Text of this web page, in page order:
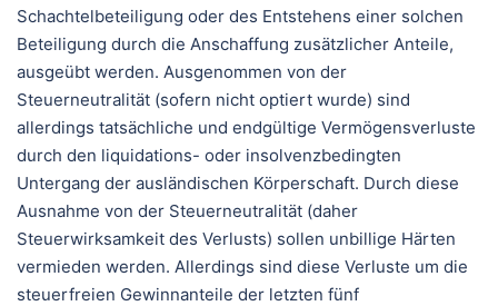
Schachtelbeteiligung oder des Entstehens einer solchen
Beteiligung durch die Anschaffung zusätzlicher Anteile,
ausgeübt werden. Ausgenommen von der
Steuerneutralität (sofern nicht optiert wurde) sind
allerdings tatsächliche und endgültige Vermögensverluste
durch den liquidations- oder insolvenzbedingten
Untergang der ausländischen Körperschaft. Durch diese
Ausnahme von der Steuerneutralität (daher
Steuerwirksamkeit des Verlusts) sollen unbillige Härten
vermieden werden. Allerdings sind diese Verluste um die
steuerfreien Gewinnanteile der letzten fünf